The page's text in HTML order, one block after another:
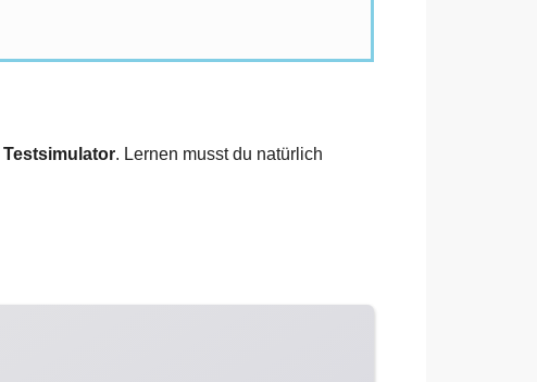
Testsimulator. Lernen musst du natürlich